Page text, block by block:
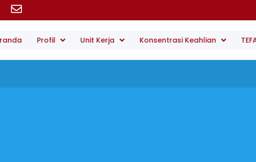
Profil Unit Kerja Konsentrasi Keahlian